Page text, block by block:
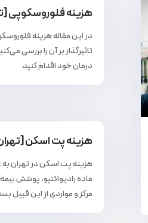
هزینه فلوروسکوپی
در این مقاله هزینه
تاثیرگذار بر آن را بررسی
درمان خود اقدام کنید.
هزینه پت اسکن [تهران
هزینه پت اسکن در تهران
ماده رادیواکتیو، پوشش
مرکز و مواردی از این قبیل